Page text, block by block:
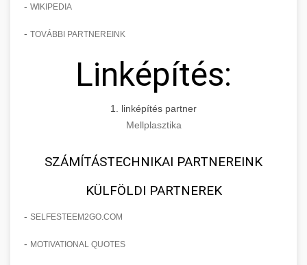
- WIKIPEDIA
- TOVÁBBI PARTNEREINK
Linképítés:
1. linképítés partner
Mellplasztika
SZÁMÍTÁSTECHNIKAI PARTNEREINK
KÜLFÖLDI PARTNEREK
- SELFESTEEM2GO.COM
- MOTIVATIONAL QUOTES